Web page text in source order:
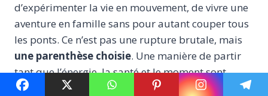
d’expérimenter la vie en mouvement, de vivre une
aventure en famille sans pour autant couper tous
les ponts. Ce n’est pas une rupture brutale, mais
une parenthèse choisie. Une manière de partir
tant que l’énergie, la santé et le moment sont
alignés.